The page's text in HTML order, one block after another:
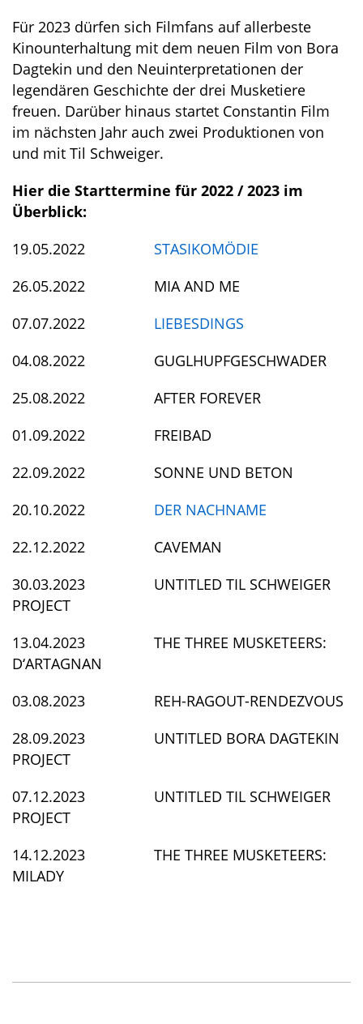
Für 2023 dürfen sich Filmfans auf allerbeste
Kinounterhaltung mit dem neuen Film von Bora
Dagtekin und den Neuinterpretationen der
legendären Geschichte der drei Musketiere
freuen. Darüber hinaus startet Constantin Film
im nächsten Jahr auch zwei Produktionen von
und mit Til Schweiger.
Hier die Starttermine für 2022 / 2023 im
Überblick:
19.05.2022 STASIKOMÖDIE
26.05.2022 MIA AND ME
07.07.2022 LIEBESDINGS
04.08.2022 GUGLHUPFGESCHWADER
25.08.2022 AFTER FOREVER
01.09.2022 FREIBAD
22.09.2022 SONNE UND BETON
20.10.2022 DER NACHNAME
22.12.2022 CAVEMAN
30.03.2023 UNTITLED TIL SCHWEIGER
PROJECT
13.04.2023 THE THREE MUSKETEERS:
D‘ARTAGNAN
03.08.2023 REH-RAGOUT-RENDEZVOUS
28.09.2023 UNTITLED BORA DAGTEKIN
PROJECT
07.12.2023 UNTITLED TIL SCHWEIGER
PROJECT
14.12.2023 THE THREE MUSKETEERS:
MILADY